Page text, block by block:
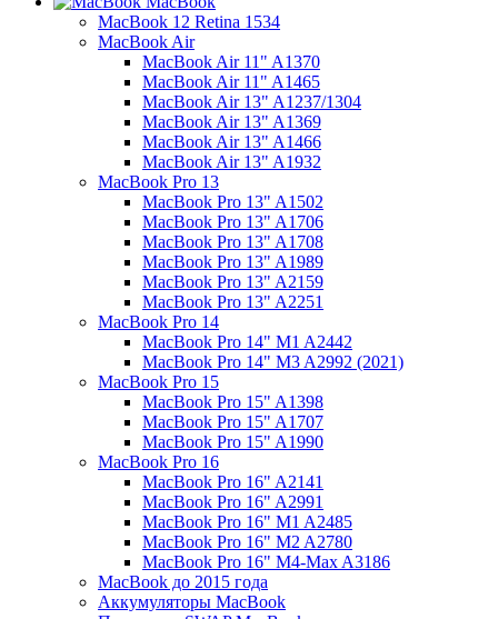
MacBook 12 Retina 1534
MacBook Air
MacBook Air 11" A1370
MacBook Air 11" A1465
MacBook Air 13" A1237/1304
MacBook Air 13" A1369
MacBook Air 13" A1466
MacBook Air 13" A1932
MacBook Pro 13
MacBook Pro 13" A1502
MacBook Pro 13" A1706
MacBook Pro 13" A1708
MacBook Pro 13" A1989
MacBook Pro 13" A2159
MacBook Pro 13" A2251
MacBook Pro 14
MacBook Pro 14" M1 A2442
MacBook Pro 14" M3 A2992 (2021)
MacBook Pro 15
MacBook Pro 15" A1398
MacBook Pro 15" A1707
MacBook Pro 15" A1990
MacBook Pro 16
MacBook Pro 16" A2141
MacBook Pro 16" A2991
MacBook Pro 16" M1 A2485
MacBook Pro 16" M2 A2780
MacBook Pro 16" M4-Max A3186
MacBook до 2015 года
Аккумуляторы MacBook